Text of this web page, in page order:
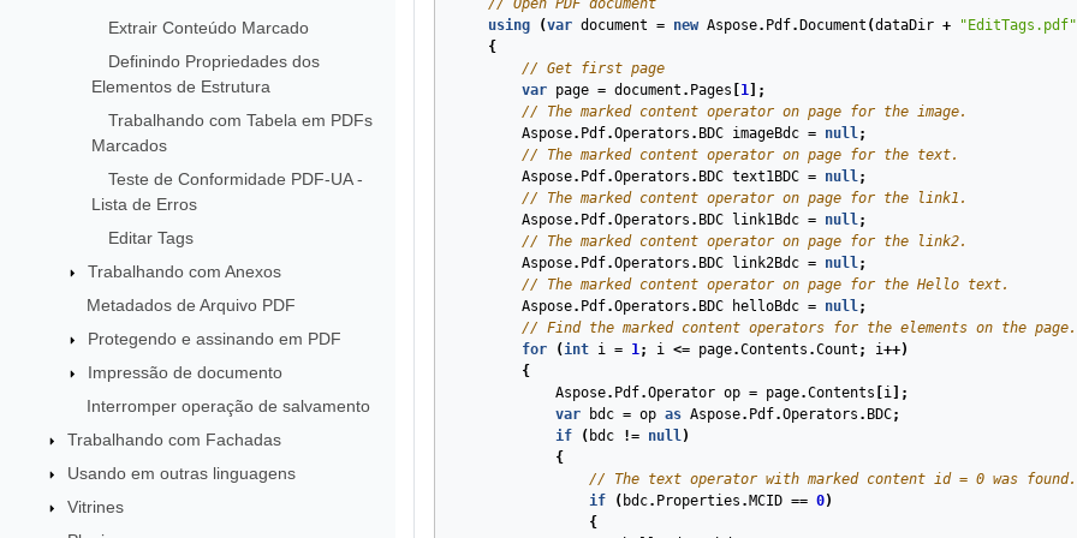
Extrair Conteúdo Marcado
Definindo Propriedades dos
Elementos de Estrutura
Trabalhando com Tabela em PDFs
Marcados
Teste de Conformidade PDF-UA -
Lista de Erros
Editar Tags
Trabalhando com Anexos
Metadados de Arquivo PDF
Protegendo e assinando em PDF
Impressão de documento
Interromper operação de salvamento
Trabalhando com Fachadas
Usando em outras linguagens
Vitrines
// Open PDF document
using
(var document = new Aspose. Pdf. Document (dataDir + "EditTags.pdf"
{
// Get first page
var
page = document . Pages 1];
// The marked content operator on page for the image.
Aspose. Pdf.Operators . BDC imageBdc = null;
// The marked content operator on page for the text.
Aspose. Pdf.Operators . BDC text1BDC = null;
// The marked content operator on page for the link1.
Aspose. Pdf.Operators . BDC link1Bdc = null;
// The marked content operator on page for the link2.
Aspose. Pdf.Operators . BDC link2Bdc = null;
// The marked content operator on page for the Hello text.
Aspose. Pdf.Operators . BDC helloBdc = null;
// Find the marked content operators for the elements on the page.
for
(int i = 1; i <= page.Contents .Count ; i++)
{
Aspose. Pdf.Operator op = page.Contents i];
var
bdc = op as Aspose. Pdf.Operators . BDC;
if
( bdc != null)
{
// The text operator with marked content id = 0 was found.
if
( bdc. Properties . MCID == 0)
{